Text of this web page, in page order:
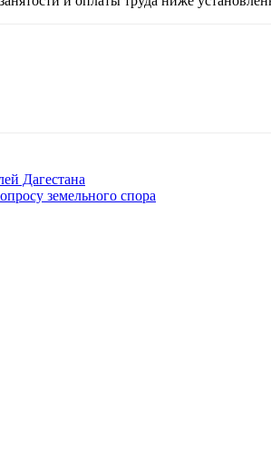
Дагестана
земельного спора